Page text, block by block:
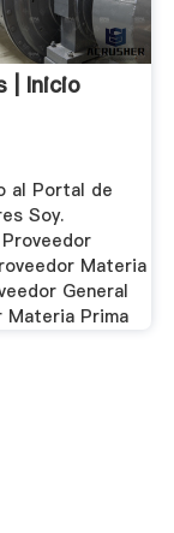
| Inicio
al Portal de
Soy.
Materia
General
Materia Prima